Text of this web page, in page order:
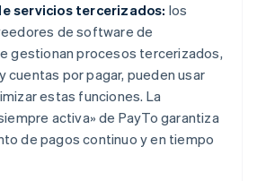
servicios tercerizados: los
de software de
gestionan procesos tercerizados,
cuentas por pagar, pueden usar
estas funciones. La
activa» de PayTo garantiza
de pagos continuo y en tiempo